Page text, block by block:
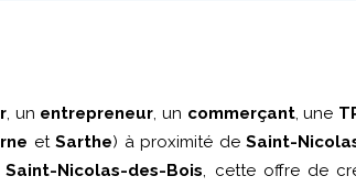
, un entrepreneur, un commerçant, une
etSarthe) à proximité deSaint-
Nicolas-des-Bois, cette offre de